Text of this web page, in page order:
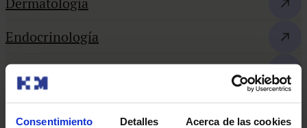
Consentimiento Detalles Acerca de las cookies
Endocrinología
Fisioterapia y Rehabilitación
Ginecología y Obstetricia